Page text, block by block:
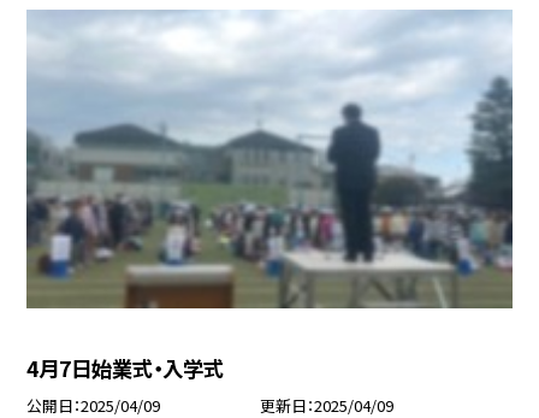
4月7日始業式・入学式
公開日 2025/04/09 更新日 2025/04/09